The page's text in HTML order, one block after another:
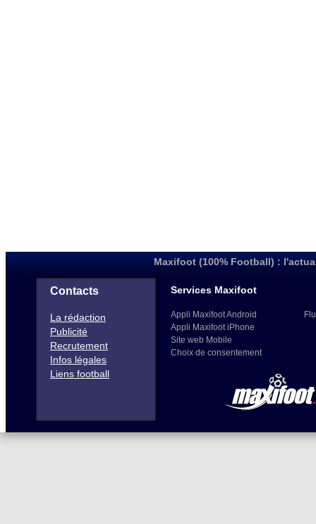
Maxifoot (100% Football) :
Contacts
La rédaction
Publicité
Recrutement
Infos légales
Liens football
Services Maxifoot
Appli Maxifoot Android
Appli Maxifoot iPhone
Site web Mobile
Choix de consentement